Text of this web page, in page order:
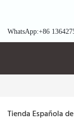
WhatsApp:+86
Tienda Española